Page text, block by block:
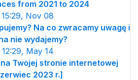
from 2021 to 2024
15:29, Nov 08
Na co zwracamy uwagę i
nie wydajemy?
12:29, May 14
Twojej stronie internetowej
2023 r.]